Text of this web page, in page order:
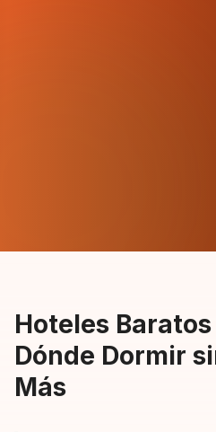
Hoteles
Dónde Dormir
Más